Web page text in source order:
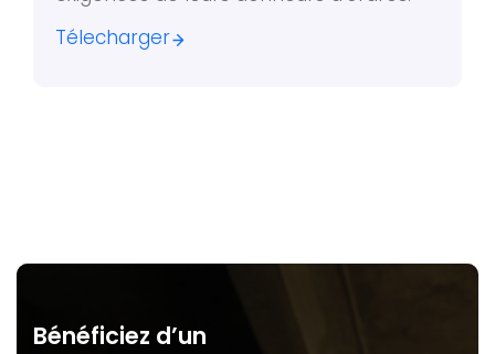
Télecharger
Bénéficiez d’un